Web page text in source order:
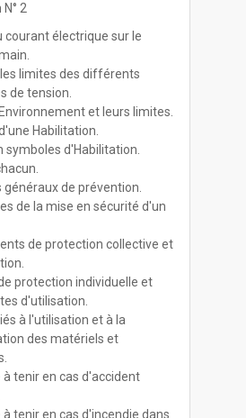
2
courant électrique sur le
limites des différents
de tension.
et leurs limites.
Habilitation.
symboles d'Habilitation.
généraux de prévention.
de la mise en sécurité d'un
de protection collective et
protection individuelle et
d'utilisation.
à l'utilisation et à la
des matériels et
à tenir en cas d'accident
à tenir en cas d'incendie dans